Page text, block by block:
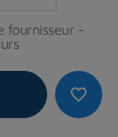
fournisseur -
favorite_border